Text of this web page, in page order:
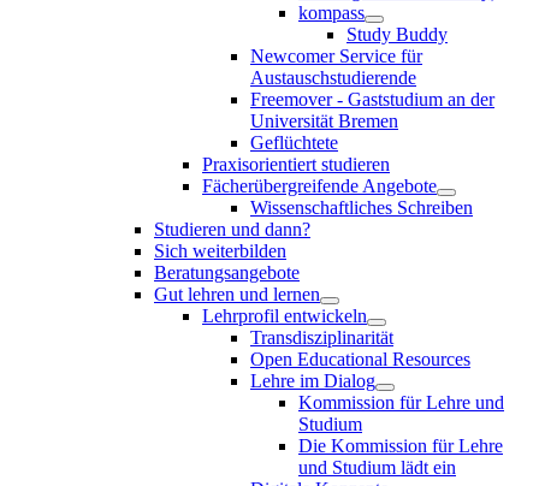
kompass
Study Buddy
Newcomer Service für
Austauschstudierende
Freemover - Gaststudium an der
Universität Bremen
Geflüchtete
Praxisorientiert studieren
Fächerübergreifende Angebote
Wissenschaftliches Schreiben
Studieren und dann?
Sich weiterbilden
Beratungsangebote
Gut lehren und lernen
Lehrprofil entwickeln
Transdisziplinarität
Open Educational Resources
Lehre im Dialog
Kommission für Lehre und
Studium
Die Kommission für Lehre
und Studium lädt ein